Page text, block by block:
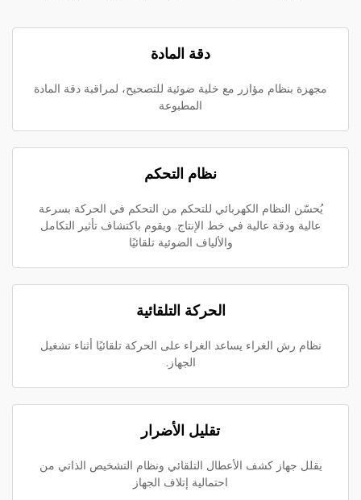
دقة المادة
مجهزة بنظام مؤازر مع خلية ضوئية للتصحيح، لمراقبة دقة المادة
المطبوعة
نظام التحكم
يُحسّن النظام الكهربائي للتحكم من التحكم في الحركة بسرعة
عالية ودقة عالية في خط الإنتاج. ويقوم باكتشاف تأثير التكامل
والألياف الضوئية تلقائيًا
الحركة التلقائية
نظام رش الغراء يساعد الغراء على الحركة تلقائيًا أثناء تشغيل
الجهاز.
تقليل الأضرار
يقلل جهاز كشف الأعطال التلقائي ونظام التشخيص الذاتي من
احتمالية إتلاف الجهاز